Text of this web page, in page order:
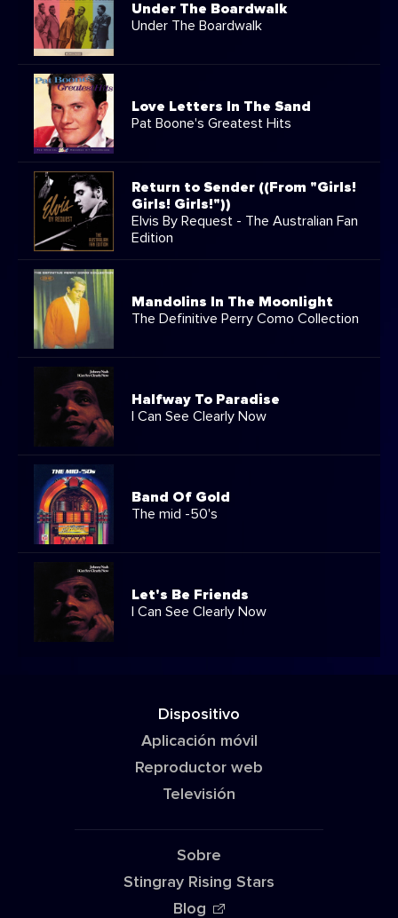
Under The Boardwalk
Under The Boardwalk
Love Letters In The Sand
Pat Boone's Greatest Hits
Return to Sender ((From "Girls!
Girls! Girls!"))
Elvis By Request - The Australian Fan
Edition
Mandolins In The Moonlight
The Definitive Perry Como Collection
Halfway To Paradise
I Can See Clearly Now
Band Of Gold
The mid -50's
Let's Be Friends
I Can See Clearly Now
Dispositivo
Aplicación móvil
Reproductor web
Televisión
Sobre
Stingray Rising Stars
Blog